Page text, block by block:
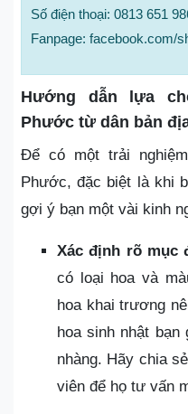
Số điện thoại: 0813 651
Fanpage: facebook.com/
Hướng dẫn lựa
Phước từ dân bản
Để có một trải
Phước, đặc biệt là khi
gợi ý bạn một vài kinh
Xác định rõ mục
có loại hoa và
hoa khai trương
hoa sinh nhật bạn
nhàng. Hãy chia
viên để họ tư vấn